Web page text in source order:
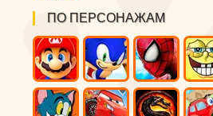
ПО ПЕРСОНАЖАМ